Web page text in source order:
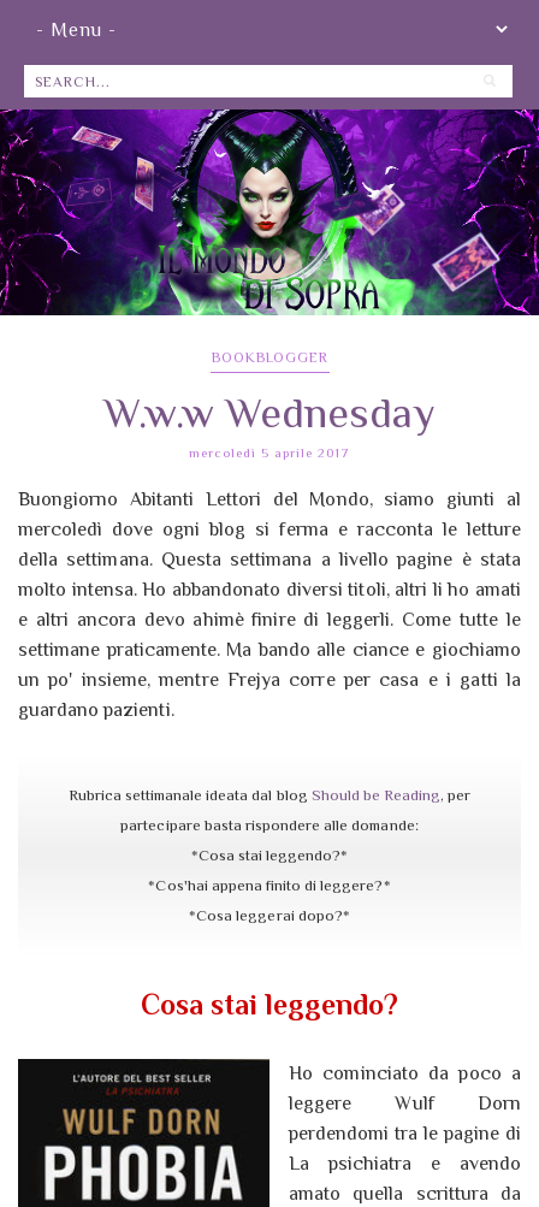
BOOKBLOGGER
W.w.w Wednesday
mercoledì 5 aprile 2017
Buongiorno Abitanti Lettori del Mondo, siamo giunti al
mercoledì dove ogni blog si ferma e racconta le letture
della settimana. Questa settimana a livello pagine è stata
molto intensa. Ho abbandonato diversi titoli, altri li ho amati
e altri ancora devo ahimè finire di leggerli. Come tutte le
settimane praticamente. Ma bando alle ciance e giochiamo
un po' insieme, mentre Frejya corre per casa e i gatti la
guardano pazienti.
Rubrica settimanale ideata dal blog Should be Reading, per
partecipare basta rispondere alle domande:
*Cosa stai leggendo?*
*Cos'hai appena finito di leggere?*
*Cosa leggerai dopo?*
Cosa stai leggendo?
Ho cominciato da poco a
leggere Wulf Dorn
perdendomi tra le pagine di
La psichiatra e avendo
amato quella scrittura da